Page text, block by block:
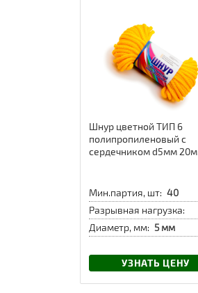
Шнур цветной ТИП 6
полипропиленовый с
сердечником d5мм 20м
Мин.партия, шт: 40
Разрывная нагрузка:
Диаметр, мм: 5 мм
УЗНАТЬ ЦЕНУ